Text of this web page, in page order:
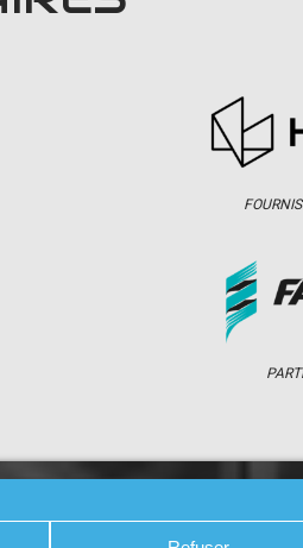
PHOTOS / WEB TV